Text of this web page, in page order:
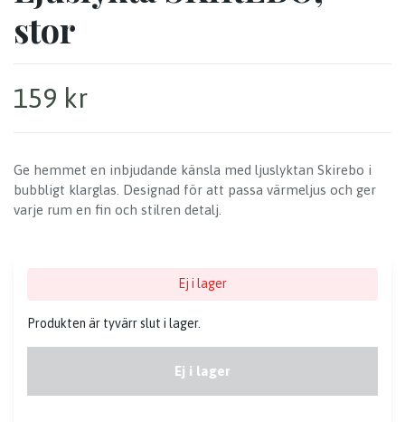
stor
159 kr
Ge hemmet en inbjudande känsla med ljuslyktan Skirebo i
bubbligt klarglas. Designad för att passa värmeljus och ger
varje rum en fin och stilren detalj.
Ej i lager
Produkten är tyvärr slut i lager.
Ej i lager